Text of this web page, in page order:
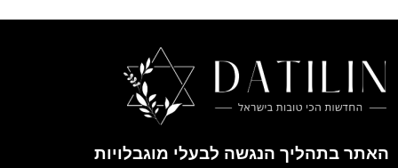
האתר בתהליך הנגשה לבעלי מוגבלויות